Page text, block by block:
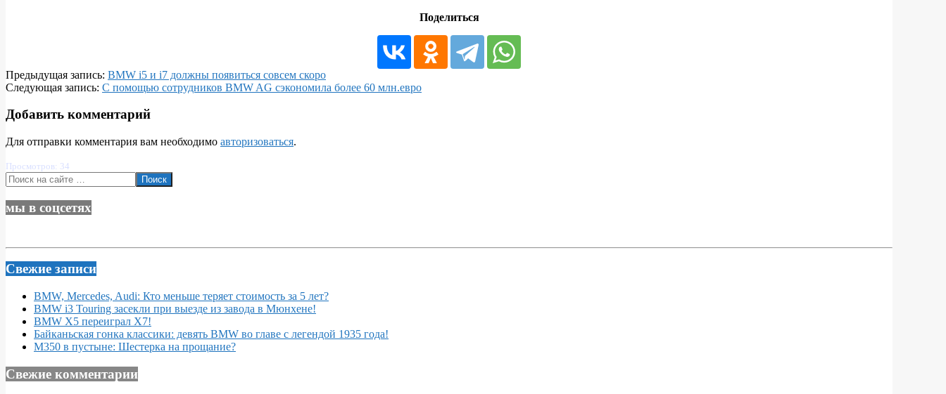
Поделиться
2020-
02-
Предыдущая запись: BMW i5 и i7 должны появиться совсем скоро
Следующая запись: С помощью сотрудников BMW AG сэкономила более 60 млн.евро
Добавить комментарий
Для отправки комментария вам необходимо авторизоваться.
Просмотров: 34
Поиск
мы в соцсетях
Свежие записи
BMW, Mercedes, Audi: Кто меньше теряет стоимость за 5 лет?
BMW i3 Touring засекли при выезде из завода в Мюнхене!
BMW X5 переиграл X7!
Байканьская гонка классики: девять BMW во главе с легендой 1935 года!
M350 в пустыне: Шестерка на прощание?
Свежие комментарии